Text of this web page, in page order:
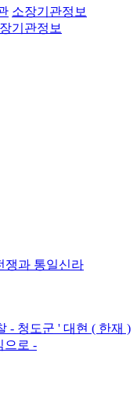
소장기관정보
기관정보
쟁과 통일신라
- 청도군 ' 대현 ( 한재 )
으로 -